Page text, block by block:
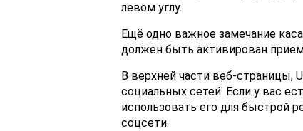
левом углу.
Ещё одно важное замечание
должен быть активирован
В верхней части веб-страницы,
социальных сетей. Если у вас
использовать его для быстрой
соцсети.